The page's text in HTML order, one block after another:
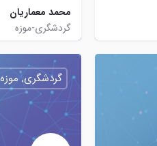
محمد معماریان
گردشگری-موزه
گردشگری, موزه